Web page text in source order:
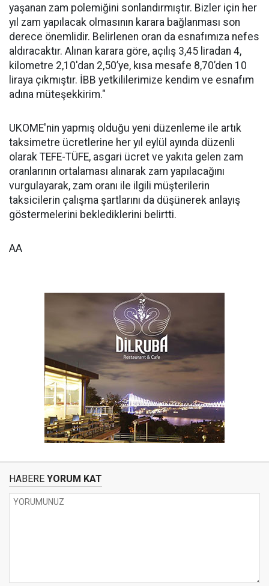
yaşanan zam polemiğini sonlandırmıştır. Bizler için her
yıl zam yapılacak olmasının karara bağlanması son
derece önemlidir. Belirlenen oran da esnafımıza nefes
aldıracaktır. Alınan karara göre, açılış 3,45 liradan 4,
kilometre 2,10'dan 2,50’ye, kısa mesafe 8,70’den 10
liraya çıkmıştır. İBB yetkililerimize kendim ve esnafım
adına müteşekkirim."
UKOME'nin yapmış olduğu yeni düzenleme ile artık
taksimetre ücretlerine her yıl eylül ayında düzenli
olarak TEFE-TÜFE, asgari ücret ve yakıta gelen zam
oranlarının ortalaması alınarak zam yapılacağını
vurgulayarak, zam oranı ile ilgili müşterilerin
taksicilerin çalışma şartlarını da düşünerek anlayış
göstermelerini beklediklerini belirtti.
AA
HABERE YORUM KAT